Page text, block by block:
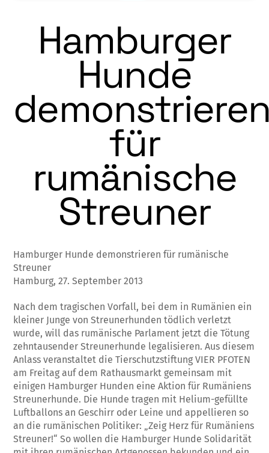
Hamburger
Hunde
für
rumänische
Streuner
Hamburger Hunde demonstrieren für rumänische
Streuner
Hamburg, 27. September 2013
Nach dem tragischen Vorfall, bei dem in Rumänien ein
kleiner Junge von Streunerhunden tödlich verletzt
wurde, will das rumänische Parlament jetzt die Tötung
zehntausender Streunerhunde legalisieren. Aus diesem
Anlass veranstaltet die Tierschutzstiftung VIER PFOTEN
am Freitag auf dem Rathausmarkt gemeinsam mit
einigen Hamburger Hunden eine Aktion für Rumäniens
Streunerhunde. Die Hunde tragen mit Helium-gefüllte
Luftballons an Geschirr oder Leine und appellieren so
an die rumänischen Politiker: „Zeig Herz für Rumäniens
Streuner!“ So wollen die Hamburger Hunde Solidarität